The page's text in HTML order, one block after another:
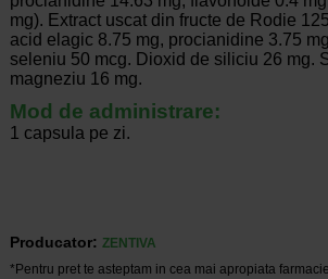
mg). Extract uscat din fructe de Rodie
acid elagic 8.75 mg, procianidine 3.75
seleniu 50 mcg. Dioxid de siliciu 26 mg.
magneziu 16 mg.
Mod de administrare:
1 capsula pe zi.
Producator: ZENTIVA
*Pentru pret te asteptam in cea mai apropiata